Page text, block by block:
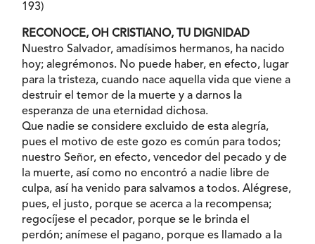
193)
RECONOCE, OH CRISTIANO, TU DIGNIDAD
Nuestro Salvador, amadísimos hermanos, ha nacido
hoy; alegrémonos. No puede haber, en efecto, lugar
para la tristeza, cuando nace aquella vida que viene a
destruir el temor de la muerte y a darnos la
esperanza de una eternidad dichosa.
Que nadie se considere excluido de esta alegría,
pues el motivo de este gozo es común para todos;
nuestro Señor, en efecto, vencedor del pecado y de
la muerte, así como no encontró a nadie libre de
culpa, así ha venido para salvamos a todos. Alégrese,
pues, el justo, porque se acerca a la recompensa;
regocíjese el pecador, porque se le brinda el
perdón; anímese el pagano, porque es llamado a la